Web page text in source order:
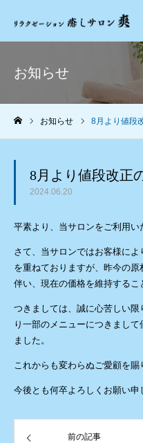
お知らせ
お知らせ 8月より値段
8月より値段改正
2024.06.20
平素より、当サロンをご利用い
さて、当サロンではお客様に
を重ねておりますが、昨今の
伴い、現在の価格を維持するこ
つきましては、誠に心苦しい限
り一部のメニューにつきまし
ました。
これからも変わらぬご愛顧を賜
今後とも何卒よろしくお願い申
前の記事